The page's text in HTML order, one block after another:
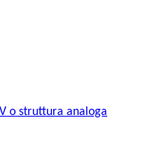
o struttura analoga